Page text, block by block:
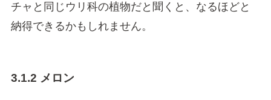
チャと同じウリ科の植物だと聞くと、なるほどと
納得できるかもしれません。
3.1.2 メロン